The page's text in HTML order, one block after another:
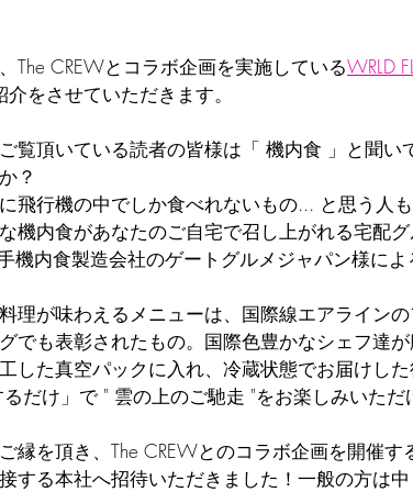
The CREWとコラボ企画を実施しているWRLD
をさせていただきます。
覧頂いている読者の皆様は「 機内食 」と聞い
？
飛行機の中でしか食べれないもの... と思う人も
機内食があなたのご自宅で召し上がれる宅配グ
手機内食製造会社のゲートグルメジャパン様によ
理が味わえるメニューは、国際線エアライン
でも表彰されたもの。国際色豊かなシェフ達
した真空パックに入れ、冷蔵状態でお届けし
だけ」で " 雲の上のご馳走 "をお楽しみいただ
縁を頂き、The CREWとのコラボ企画を開催す
する本社へ招待いただきました！一般の方は